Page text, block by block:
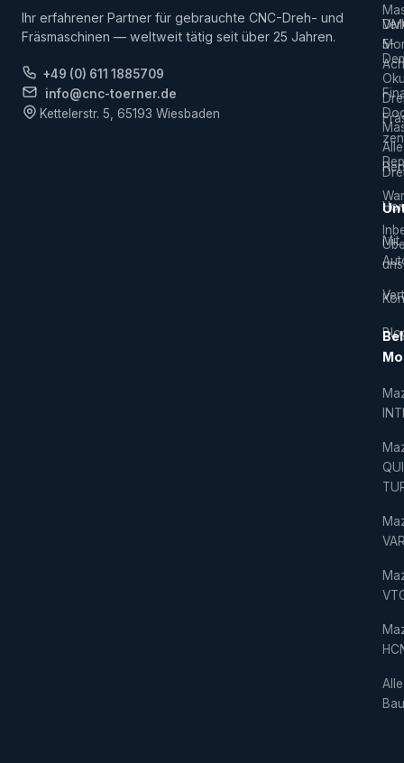
Ihr erfahrener Partner für gebrauchte CNC-Dreh- und
Fräsmaschinen — weltweit tätig seit über 25 Jahren.
+49 (0) 611 1885709
info@cnc-toerner.de
Kettelerstr. 5, 65193 Wiesbaden
5-
Mit
Alle
Alle
uns